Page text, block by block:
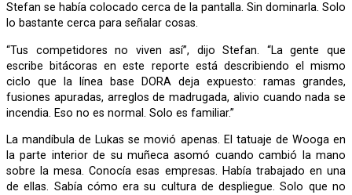
Stefan se había colocado cerca de la pantalla. Sin dominarla. Solo
lo bastante cerca para señalar cosas.
“Tus competidores no viven así”, dijo Stefan. “La gente que
escribe bitácoras en este reporte está describiendo el mismo
ciclo que la línea base DORA deja expuesto: ramas grandes,
fusiones apuradas, arreglos de madrugada, alivio cuando nada se
incendia. Eso no es normal. Solo es familiar.”
La mandíbula de Lukas se movió apenas. El tatuaje de Wooga en
la parte interior de su muñeca asomó cuando cambió la mano
sobre la mesa. Conocía esas empresas. Había trabajado en una
de ellas. Sabía cómo era su cultura de despliegue. Solo que no